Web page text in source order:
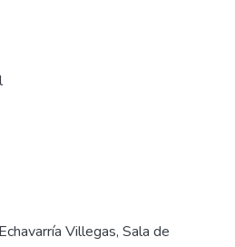
Villegas, Sala de